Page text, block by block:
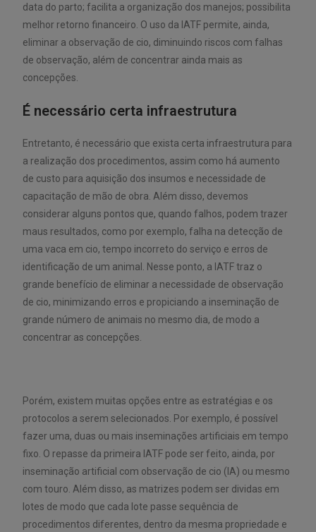
data do parto; facilita a organização dos manejos; possibilita
melhor retorno financeiro. O uso da IATF permite, ainda,
eliminar a observação de cio, diminuindo riscos com falhas
de observação, além de concentrar ainda mais as
concepções.
É necessário certa infraestrutura
Entretanto, é necessário que exista certa infraestrutura para
a realização dos procedimentos, assim como há aumento
de custo para aquisição dos insumos e necessidade de
capacitação de mão de obra. Além disso, devemos
considerar alguns pontos que, quando falhos, podem trazer
maus resultados, como por exemplo, falha na detecção de
uma vaca em cio, tempo incorreto do serviço e erros de
identificação de um animal. Nesse ponto, a IATF traz o
grande benefício de eliminar a necessidade de observação
de cio, minimizando erros e propiciando a inseminação de
grande número de animais no mesmo dia, de modo a
concentrar as concepções.
Porém, existem muitas opções entre as estratégias e os
protocolos a serem selecionados. Por exemplo, é possível
fazer uma, duas ou mais inseminações artificiais em tempo
fixo. O repasse da primeira IATF pode ser feito, ainda, por
inseminação artificial com observação de cio (IA) ou mesmo
com touro. Além disso, as matrizes podem ser dividas em
lotes de modo que cada lote passe sequência de
procedimentos diferentes, dentro da mesma propriedade e